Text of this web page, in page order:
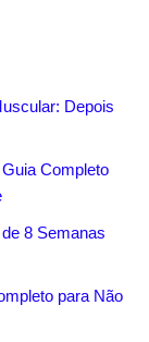
Depois
Completo
8 Semanas
para Não